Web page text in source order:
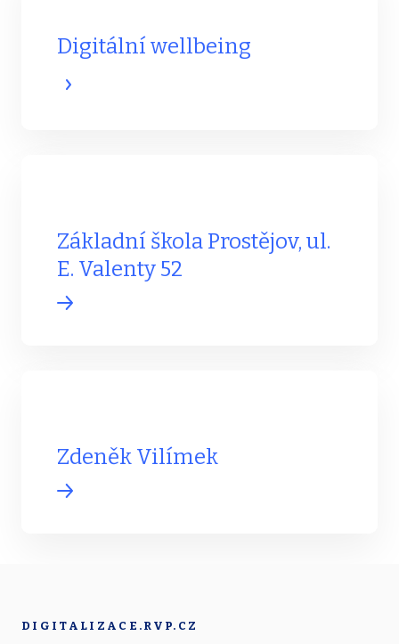
Digitální wellbeing
Základní škola Prostějov, ul.
E. Valenty 52
Zdeněk Vilímek
DIGITALIZACE.RVP.CZ